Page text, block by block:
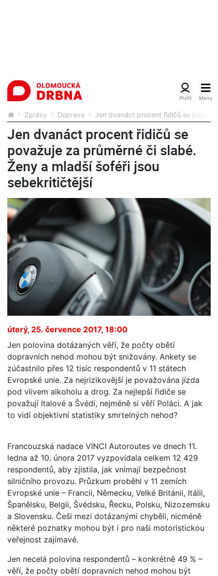
Zprávy Doprava Jen dvanáct procent řidičů se
Jen dvanáct procent řidičů se
považuje za průměrné či slabé.
Ženy a mladší šoféři jsou
sebekritičtější
úterý, 25. července 2017, 18:00
Jen polovina dotázaných věří, že počty obětí
dopravních nehod mohou být snižovány. Ankety se
zúčastnilo přes 12 tisíc respondentů v 11 státech
Evropské unie. Za nejrizikovější je považována jízda
pod vlivem alkoholu a drog. Za nejlepší řidiče se
považují Italové a Švédi, nejméně si věří Poláci. A jak
to vidí objektivní statistiky smrtelných nehod?
Francouzská nadace VINCI Autoroutes ve dnech 11.
ledna až 10. února 2017 vyzpovídala celkem 12 429
respondentů, aby zjistila, jak vnímají bezpečnost
silničního provozu. Průzkum proběhl v 11 zemích
Evropské unie – Francii, Německu, Velké Británii, Itálii,
Španělsku, Belgii, Švédsku, Řecku, Polsku, Nizozemsku
a Slovensku. Češi mezi dotázanými chyběli, nicméně
některé poznatky mohou být i pro naši motoristickou
veřejnost zajímavé.
Jen necelá polovina respondentů – konkrétně 49 % –
věří, že počty obětí dopravních nehod mohou být